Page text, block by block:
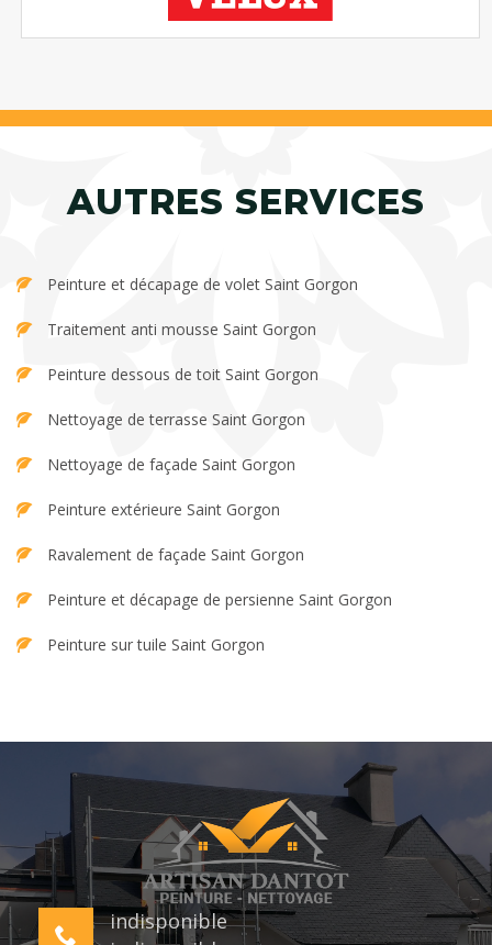
AUTRES SERVICES
Peinture et décapage de volet Saint Gorgon
Traitement anti mousse Saint Gorgon
Peinture dessous de toit Saint Gorgon
Nettoyage de terrasse Saint Gorgon
Nettoyage de façade Saint Gorgon
Peinture extérieure Saint Gorgon
Ravalement de façade Saint Gorgon
Peinture et décapage de persienne Saint Gorgon
Peinture sur tuile Saint Gorgon
indisponible